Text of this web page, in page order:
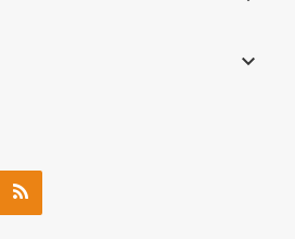
keyboard_arrow_down